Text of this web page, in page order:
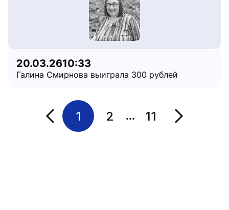
20.03.2610:33
Галина Смирнова выиграла 300 рублей
Переход на страницу
1 2 ... 11 Переход на